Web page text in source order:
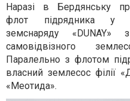
Наразі в Бердянську
флот підрядника у
земснаряду
самовідвізного
Паралельно з флотом
власний землесос філії
«Меотида».